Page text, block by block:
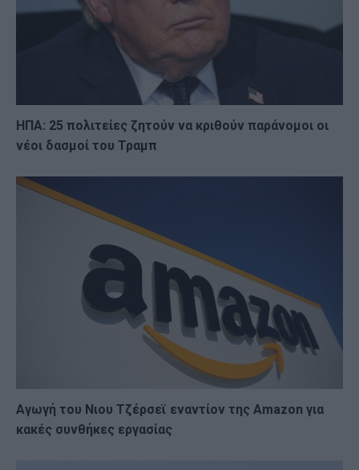
ΗΠΑ: 25 πολιτείες ζητούν να κριθούν παράνομοι οι
νέοι δασμοί του Τραμπ
Αγωγή του Νιου Τζέρσεϊ εναντίον της Amazon για
κακές συνθήκες εργασίας